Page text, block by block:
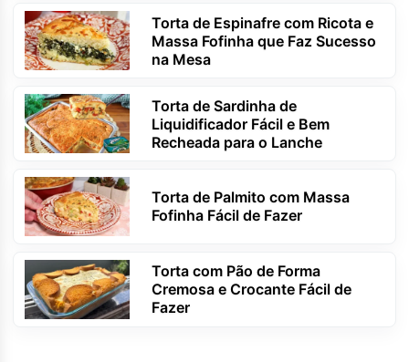
Torta de Espinafre com Ricota e
Massa Fofinha que Faz Sucesso
na Mesa
Torta de Sardinha de
Liquidificador Fácil e Bem
Recheada para o Lanche
Torta de Palmito com Massa
Fofinha Fácil de Fazer
Torta com Pão de Forma
Cremosa e Crocante Fácil de
Fazer